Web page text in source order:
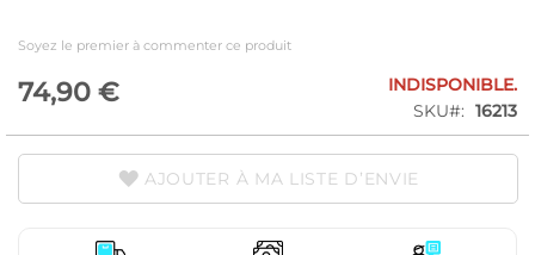
Soyez le premier à commenter ce produit
74,90 €
INDISPONIBLE.
SKU
16213
AJOUTER À MA LISTE D’ENVIE